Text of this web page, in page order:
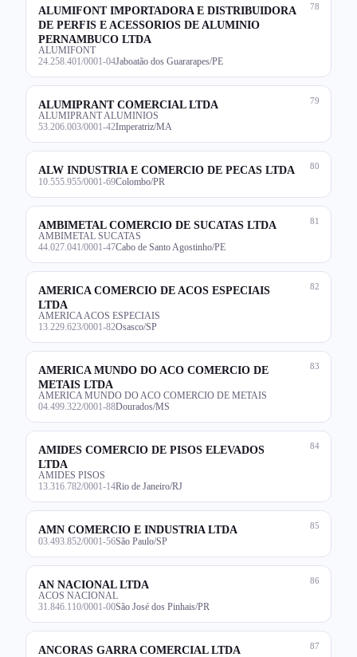
78
ALUMIFONT IMPORTADORA E DISTRIBUIDORA
DE PERFIS E ACESSORIOS DE ALUMINIO
PERNAMBUCO LTDA
ALUMIFONT
24.258.401/0001-04Jaboatão dos Guararapes/PE
79
ALUMIPRANT COMERCIAL LTDA
ALUMIPRANT ALUMINIOS
53.206.003/0001-42Imperatriz/MA
80
ALW INDUSTRIA E COMERCIO DE PECAS LTDA
10.555.955/0001-69Colombo/PR
81
AMBIMETAL COMERCIO DE SUCATAS LTDA
AMBIMETAL SUCATAS
44.027.041/0001-47Cabo de Santo Agostinho/PE
82
AMERICA COMERCIO DE ACOS ESPECIAIS
LTDA
AMERICA ACOS ESPECIAIS
13.229.623/0001-82Osasco/SP
83
AMERICA MUNDO DO ACO COMERCIO DE
METAIS LTDA
AMERICA MUNDO DO ACO COMERCIO DE METAIS
04.499.322/0001-88Dourados/MS
84
AMIDES COMERCIO DE PISOS ELEVADOS
LTDA
AMIDES PISOS
13.316.782/0001-14Rio de Janeiro/RJ
85
AMN COMERCIO E INDUSTRIA LTDA
03.493.852/0001-56São Paulo/SP
86
AN NACIONAL LTDA
ACOS NACIONAL
31.846.110/0001-00São José dos Pinhais/PR
87
ANCORAS GARRA COMERCIAL LTDA